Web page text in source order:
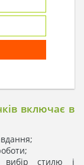
включає в
вибір стилю і